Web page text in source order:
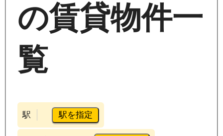
の賃貸物件一
覧
駅 駅を指定